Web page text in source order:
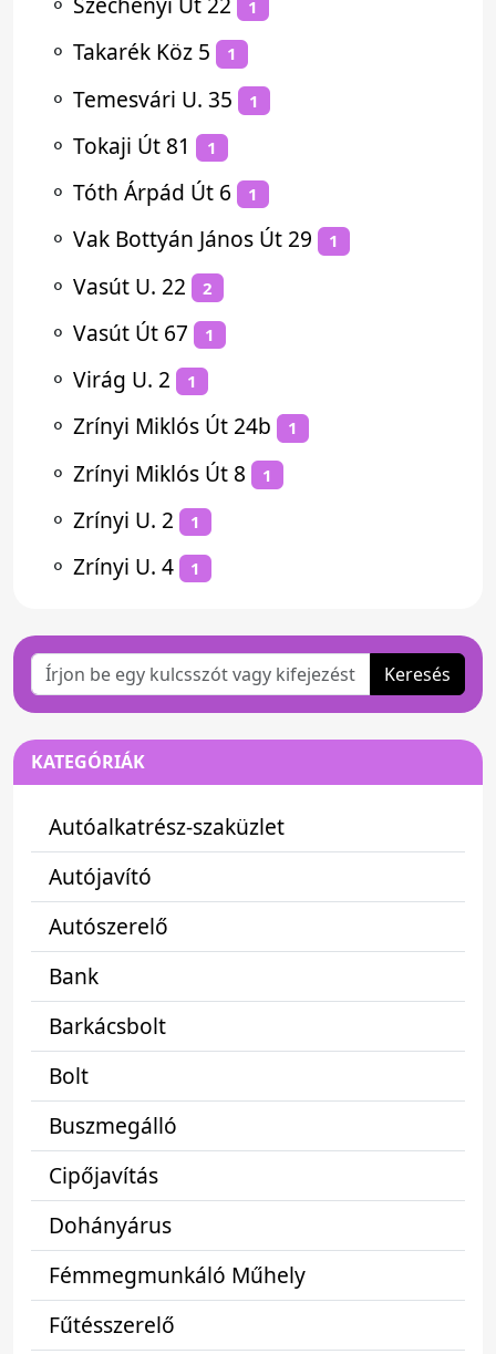
1
⚬ Takarék Köz 5 1
⚬ Temesvári U. 35 1
⚬ Tokaji Út 81 1
⚬ Tóth Árpád Út 6 1
⚬ Vak Bottyán János Út 29 1
⚬ Vasút U. 22 2
⚬ Vasút Út 67 1
⚬ Virág U. 2 1
⚬ Zrínyi Miklós Út 24b 1
⚬ Zrínyi Miklós Út 8 1
⚬ Zrínyi U. 2 1
⚬ Zrínyi U. 4 1
Keresés
KATEGÓRIÁK
Autóalkatrész-szaküzlet
Autójavító
Autószerelő
Bank
Barkácsbolt
Bolt
Buszmegálló
Cipőjavítás
Dohányárus
Fémmegmunkáló Műhely
Fűtésszerelő